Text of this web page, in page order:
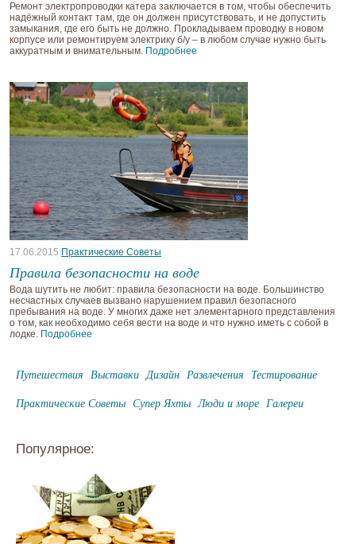
Ремонт электропроводки катера заключается в том, чтобы обеспечить
надёжный контакт там, где он должен присутствовать, и не допустить
замыкания, где его быть не должно. Прокладываем проводку в новом
корпусе или ремонтируем электрику б/у – в любом случае нужно быть
аккуратным и внимательным. Подробнее
17.06.2015 Практические Советы
Правила безопасности на воде
Вода шутить не любит: правила безопасности на воде. Большинство
несчастных случаев вызвано нарушением правил безопасного
пребывания на воде. У многих даже нет элементарного представления
о том, как необходимо себя вести на воде и что нужно иметь с собой в
лодке. Подробнее
Путешествия Выставки Дизайн Развлечения Тестирование
Практические Советы Супер Яхты Люди и море Галереи
Популярное: